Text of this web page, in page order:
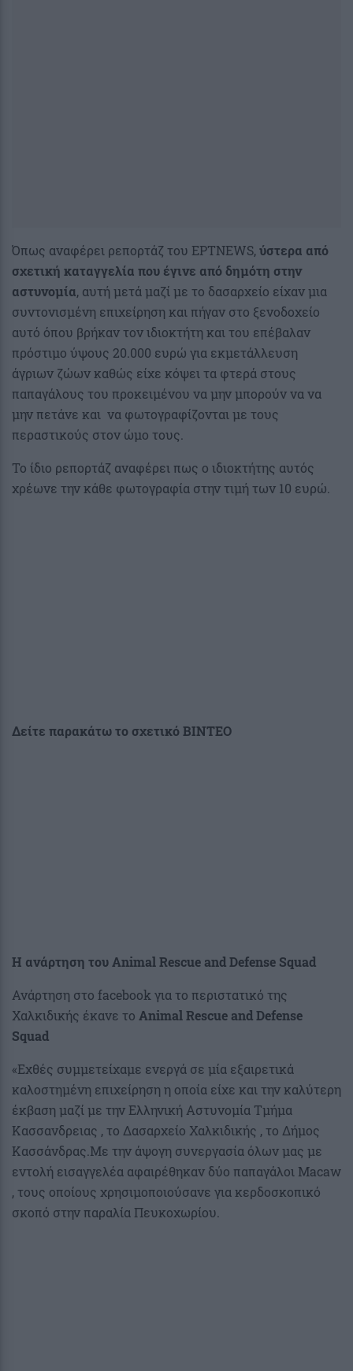
Όπως αναφέρει ρεπορτάζ του ΕΡΤNEWS,ύστερα από
σχετική καταγγελία που έγινε από δημότη στην
αστυνομία, αυτή μετά μαζί με το δασαρχείο είχαν μια
συντονισμένη επιχείρηση και πήγαν στο ξενοδοχείο
αυτό όπου βρήκαν τον ιδιοκτήτη και του επέβαλαν
πρόστιμο ύψους 20.000 ευρώ για εκμετάλλευση
άγριων ζώων καθώς είχε κόψει τα φτερά στους
παπαγάλους του προκειμένου να μην μπορούν να να
μην πετάνε και να φωτογραφίζονται με τους
περαστικούς στον ώμο τους.
Το ίδιο ρεπορτάζ αναφέρει πως ο ιδιοκτήτης αυτός
χρέωνε την κάθε φωτογραφία στην τιμή των 10 ευρώ.
Δείτε παρακάτω το σχετικό ΒΙΝΤΕΟ
Η ανάρτηση του Animal Rescue and Defense Squad
Ανάρτηση στο facebook για το περιστατικό της
Χαλκιδικής έκανε το Animal Rescue and Defense
Squad
«Εχθές συμμετείχαμε ενεργά σε μία εξαιρετικά
καλοστημένη επιχείρηση η οποία είχε και την καλύτερη
έκβαση μαζί με την Ελληνική Αστυνομία Τμήμα
Κασσανδρειας , το Δασαρχείο Χαλκιδικής , το Δήμος
Κασσάνδρας.Με την άψογη συνεργασία όλων μας με
εντολή εισαγγελέα αφαιρέθηκαν δύο παπαγάλοι Macaw
, τους οποίους χρησιμοποιούσανε για κερδοσκοπικό
σκοπό στην παραλία Πευκοχωρίου.